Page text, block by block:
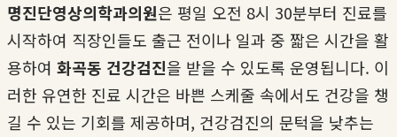
명진단영상의학과의원은 평일 오전 8시 30분부터 진료를
시작하여 직장인들도 출근 전이나 일과 중 짧은 시간을 활
용하여 화곡동 건강검진을 받을 수 있도록 운영됩니다. 이
러한 유연한 진료 시간은 바쁜 스케줄 속에서도 건강을 챙
길 수 있는 기회를 제공하며, 건강검진의 문턱을 낮추는